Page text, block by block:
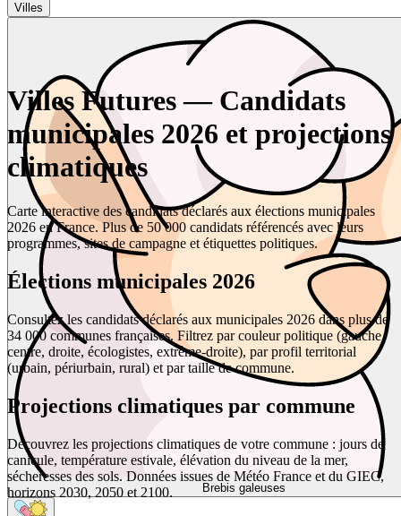
Villes
Brebis galeuses
Villes Futures — Candidats
municipales 2026 et projections
climatiques
Carte interactive des candidats déclarés aux élections municipales
2026 en France. Plus de 50 000 candidats référencés avec leurs
programmes, sites de campagne et étiquettes politiques.
Élections municipales 2026
Consultez les candidats déclarés aux municipales 2026 dans plus de
34 000 communes françaises. Filtrez par couleur politique (gauche,
centre, droite, écologistes, extrême-droite), par profil territorial
(urbain, périurbain, rural) et par taille de commune.
Projections climatiques par commune
Découvrez les projections climatiques de votre commune : jours de
canicule, température estivale, élévation du niveau de la mer,
sécheresses des sols. Données issues de Météo France et du GIEC,
horizons 2030, 2050 et 2100.